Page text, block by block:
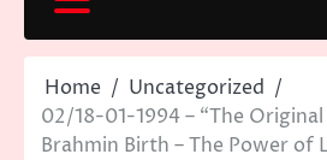
Home
Uncategorized
02/18-01-1994 – “The
Brahmin Birth – The Power of